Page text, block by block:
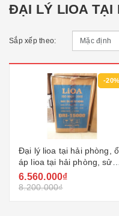
ĐẠI LÝ LIOA TẠI
Sắp xếp theo:
-20%
Đại lý lioa tại hải phòng,
áp lioa tại hải phòng, sửa
lioa, bảo hành lioa , lh
0982057799
6.560.000₫
8.200.000₫